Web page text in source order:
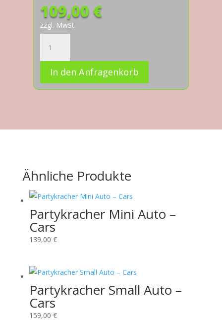
109,00 €
zzgl. MwSt.
Auto
–
Cars
Menge
In den Anfragenkorb
Ähnliche Produkte
Partykracher Mini Auto –
Cars
139,00 €
Partykracher Small Auto –
Cars
159,00 €